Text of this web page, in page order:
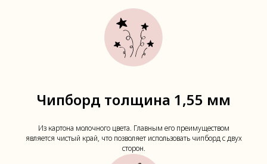
Чипборд толщина 1,55 мм
Из картона молочного цвета. Главным его преимуществом
является чистый край, что позволяет использовать чипборд с двух
сторон.